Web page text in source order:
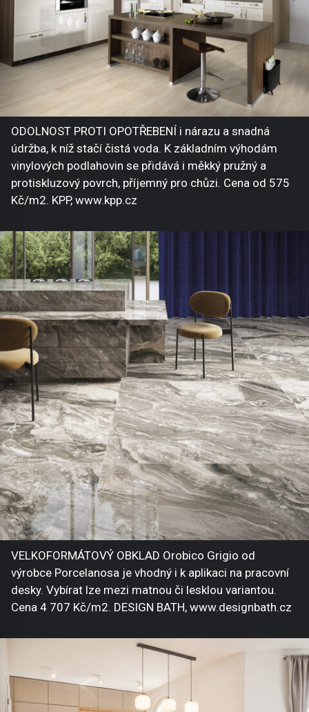
ODOLNOST PROTI OPOTŘEBENÍ i nárazu a snadná
údržba, k níž stačí čistá voda. K základním výhodám
vinylových podlahovin se přidává i měkký pružný a
protiskluzový povrch, příjemný pro chůzi. Cena od 575
Kč/m2. KPP, www.kpp.cz
VELKOFORMÁTOVÝ OBKLAD Orobico Grigio od
výrobce Porcelanosa je vhodný i k aplikaci na pracovní
desky. Vybírat lze mezi matnou či lesklou variantou.
Cena 4 707 Kč/m2. DESIGN BATH, www.designbath.cz